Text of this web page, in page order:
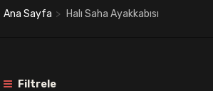
Ana Sayfa Halı Saha Ayakkabısı
Filtrele